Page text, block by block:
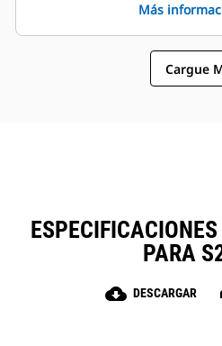
escalera! Y el
sistemas
efectuar con
máquina, lo
tiempo de
Más
Cargue
PARA
cloud_download DESCARGAR